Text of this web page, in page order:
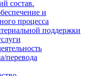
состав.
и
процесса
поддержки
перевода